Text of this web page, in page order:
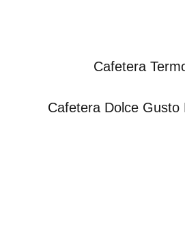
Cafetera
Cafetera Dolce Gusto